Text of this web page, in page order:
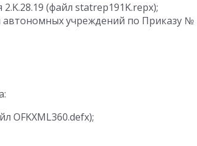
(файл statrep191K.repx);
учреждений по Приказу №
OFKXML360.defx);